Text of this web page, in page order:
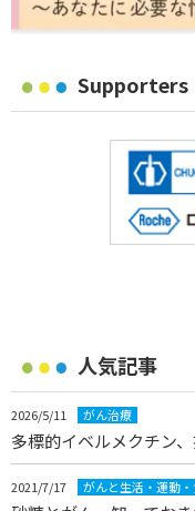
Supporters
人気記事
2026/5/11 がん治療
多標的イベルメクチン
2021/7/17 がんと生活・運動